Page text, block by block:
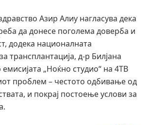
Азир Алиу нагласува дека
да донесе поголема доверба и
додека националната
трансплантација, д-р Билјана
„Ноќно студио“ на 4ТВ
проблем – честото одбивање од
и покрај постоење услови за